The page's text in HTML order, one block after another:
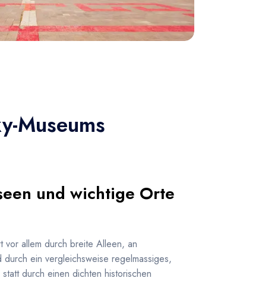
Museums
und wichtige Orte
vor allem durch breite Alleen, an
ein vergleichsweise regelmassiges,
durch einen dichten historischen